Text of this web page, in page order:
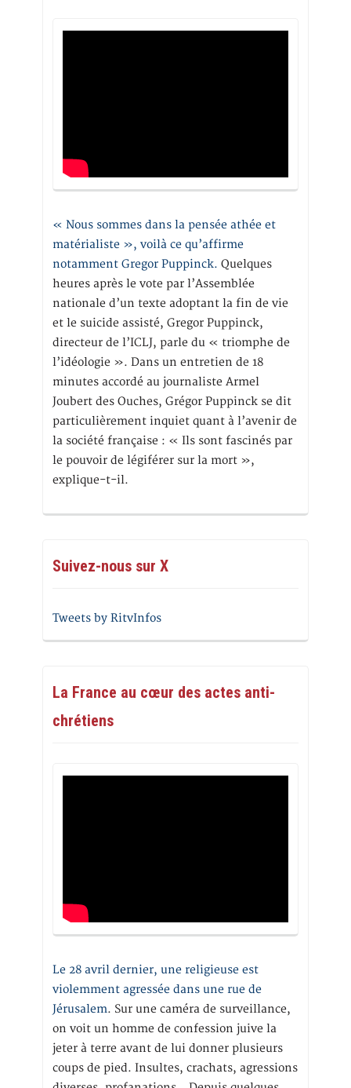
« Nous sommes dans la pensée athée et
matérialiste », voilà ce qu’affirme
notamment Gregor Puppinck. Quelques
heures après le vote par l’Assemblée
nationale d’un texte adoptant la fin de vie
et le suicide assisté, Gregor Puppinck,
directeur de l’ICLJ, parle du « triomphe de
l’idéologie ». Dans un entretien de 18
minutes accordé au journaliste Armel
Joubert des Ouches, Grégor Puppinck se dit
particulièrement inquiet quant à l’avenir de
la société française : « Ils sont fascinés par
le pouvoir de légiférer sur la mort »,
explique-t-il.
Suivez-nous sur X
Tweets by RitvInfos
La France au cœur des actes anti-
chrétiens
Le 28 avril dernier, une religieuse est
violemment agressée dans une rue de
Jérusalem. Sur une caméra de surveillance,
on voit un homme de confession juive la
jeter à terre avant de lui donner plusieurs
coups de pied. Insultes, crachats, agressions